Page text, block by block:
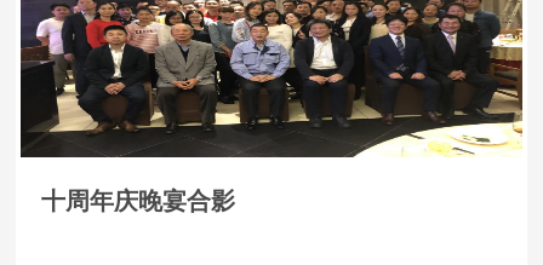
十周年庆晚宴合影